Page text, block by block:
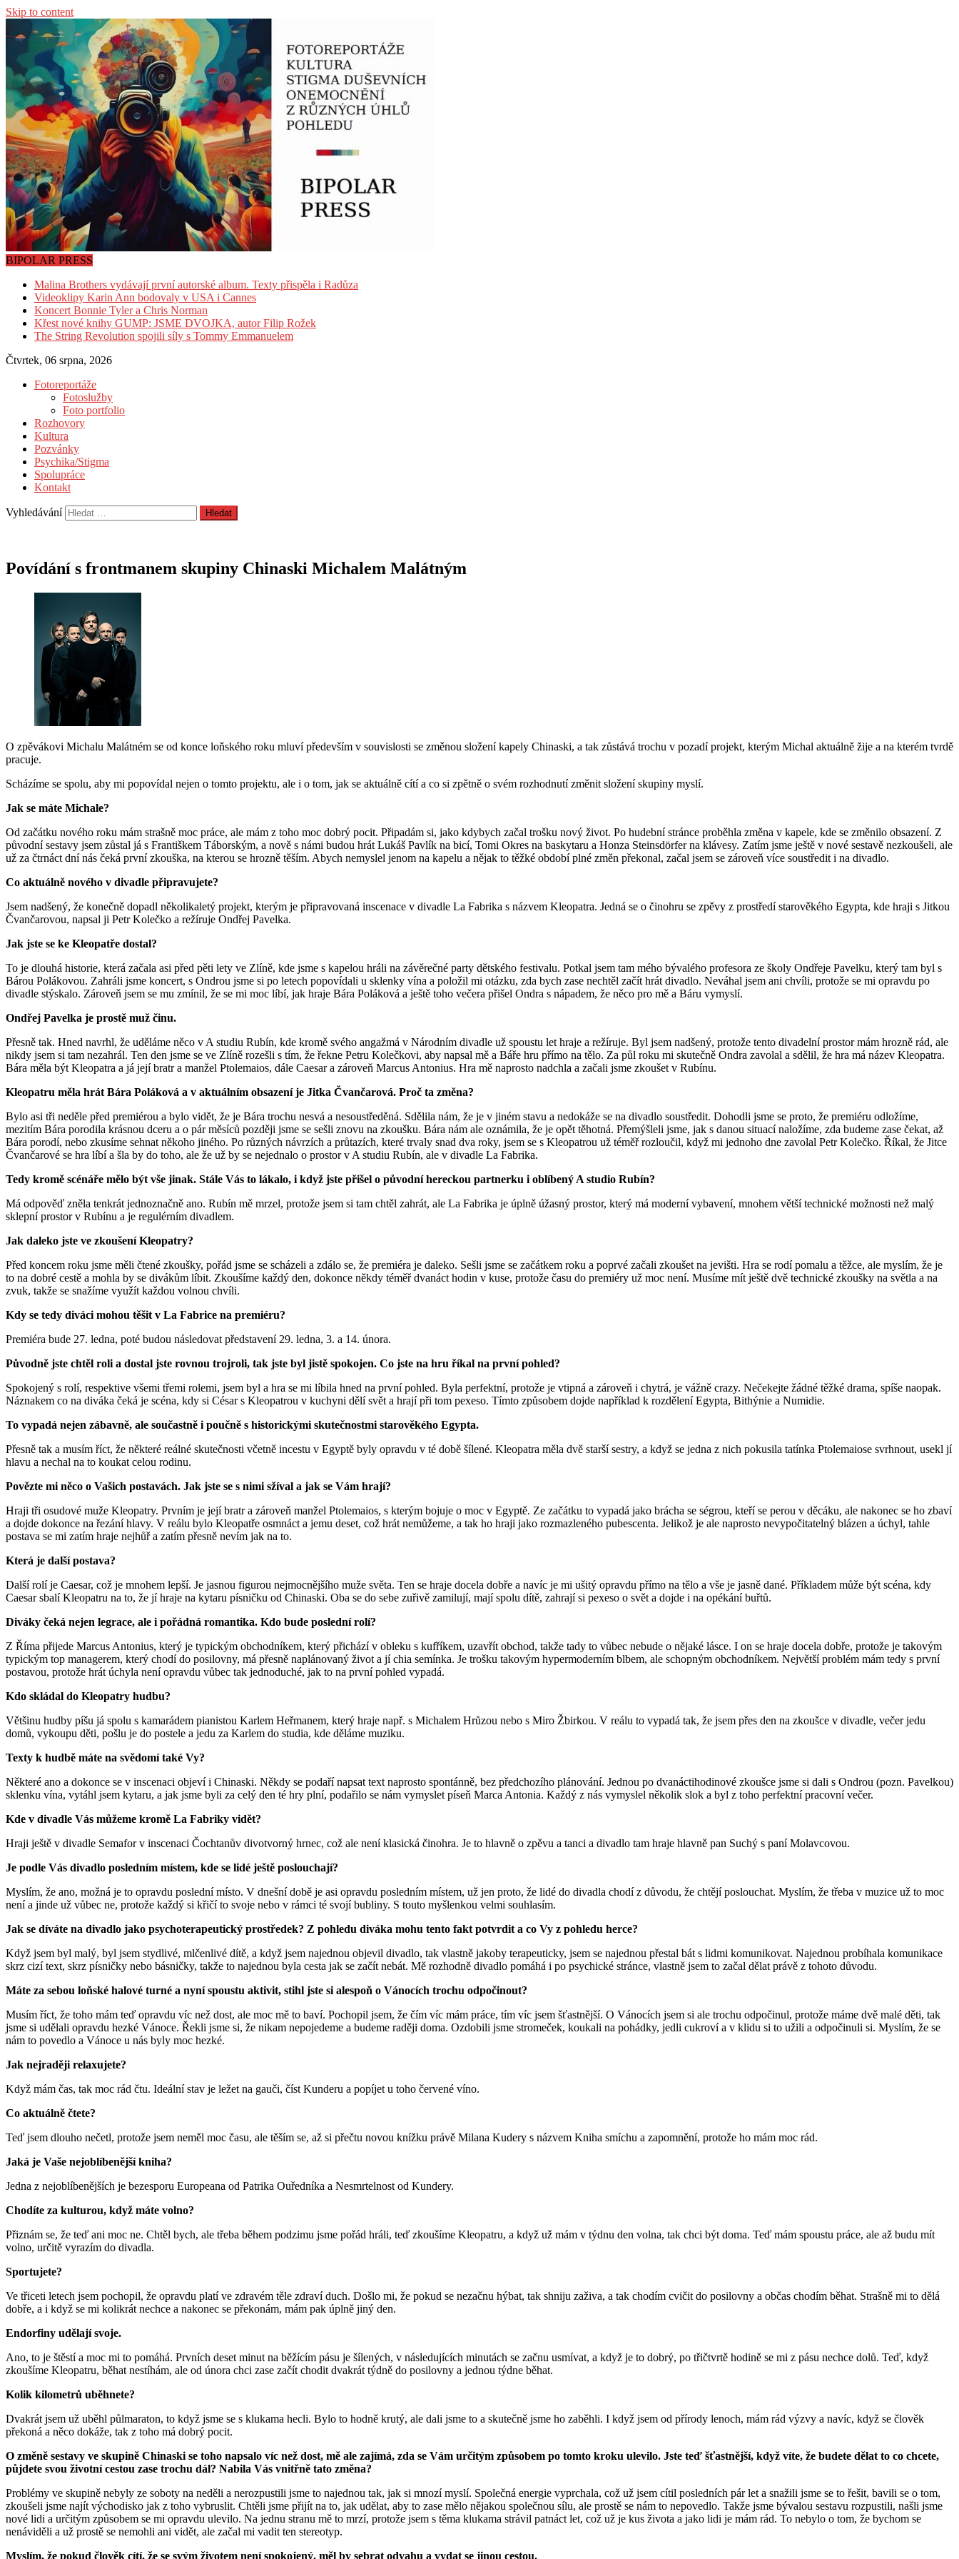
Skip to content
BIPOLAR PRESS
Malina Brothers vydávají první autorské album. Texty přispěla i Radůza
Videoklipy Karin Ann bodovaly v USA i Cannes
Koncert Bonnie Tyler a Chris Norman
Křest nové knihy GUMP: JSME DVOJKA, autor Filip Rožek
The String Revolution spojili síly s Tommy Emmanuelem
Čtvrtek, 06 srpna, 2026
Fotoreportáže
Fotoslužby
Foto portfolio
Rozhovory
Kultura
Pozvánky
Psychika/Stigma
Spolupráce
Kontakt
Vyhledávání
Povídání s frontmanem skupiny Chinaski Michalem Malátným
O zpěvákovi Michalu Malátném se od konce loňského roku mluví především v souvislosti se změnou složení kapely Chinaski, a tak zůstává trochu v pozadí projekt, kterým Michal aktuálně žije a na kterém tvrdě
pracuje.
Scházíme se spolu, aby mi popovídal nejen o tomto projektu, ale i o tom, jak se aktuálně cítí a co si zpětně o svém rozhodnutí změnit složení skupiny myslí.
Jak se máte Michale?
Od začátku nového roku mám strašně moc práce, ale mám z toho moc dobrý pocit. Připadám si, jako kdybych začal trošku nový život. Po hudební stránce proběhla změna v kapele, kde se změnilo obsazení. Z
původní sestavy jsem zůstal já s Františkem Táborským, a nově s námi budou hrát Lukáš Pavlík na bicí, Tomi Okres na baskytaru a Honza Steinsdörfer na klávesy. Zatím jsme ještě v nové sestavě nezkoušeli, ale
už za čtrnáct dní nás čeká první zkouška, na kterou se hrozně těším. Abych nemyslel jenom na kapelu a nějak to těžké období plné změn překonal, začal jsem se zároveň více soustředit i na divadlo.
Co aktuálně nového v divadle připravujete?
Jsem nadšený, že konečně dopadl několikaletý projekt, kterým je připravovaná inscenace v divadle La Fabrika s názvem Kleopatra. Jedná se o činohru se zpěvy z prostředí starověkého Egypta, kde hraji s Jitkou
Čvančarovou, napsal ji Petr Kolečko a režíruje Ondřej Pavelka.
Jak jste se ke Kleopatře dostal?
To je dlouhá historie, která začala asi před pěti lety ve Zlíně, kde jsme s kapelou hráli na závěrečné party dětského festivalu. Potkal jsem tam mého bývalého profesora ze školy Ondřeje Pavelku, který tam byl s
Bárou Polákovou. Zahráli jsme koncert, s Ondrou jsme si po letech popovídali u sklenky vína a položil mi otázku, zda bych zase nechtěl začít hrát divadlo. Neváhal jsem ani chvíli, protože se mi opravdu po
divadle stýskalo. Zároveň jsem se mu zmínil, že se mi moc líbí, jak hraje Bára Poláková a ještě toho večera přišel Ondra s nápadem, že něco pro mě a Báru vymyslí.
Ondřej Pavelka je prostě muž činu.
Přesně tak. Hned navrhl, že uděláme něco v A studiu Rubín, kde kromě svého angažmá v Národním divadle už spoustu let hraje a režíruje. Byl jsem nadšený, protože tento divadelní prostor mám hrozně rád, ale
nikdy jsem si tam nezahrál. Ten den jsme se ve Zlíně rozešli s tím, že řekne Petru Kolečkovi, aby napsal mě a Báře hru přímo na tělo. Za půl roku mi skutečně Ondra zavolal a sdělil, že hra má název Kleopatra.
Bára měla být Kleopatra a já její bratr a manžel Ptolemaios, dále Caesar a zároveň Marcus Antonius. Hra mě naprosto nadchla a začali jsme zkoušet v Rubínu.
Kleopatru měla hrát Bára Poláková a v aktuálním obsazení je Jitka Čvančarová. Proč ta změna?
Bylo asi tři neděle před premiérou a bylo vidět, že je Bára trochu nesvá a nesoustředěná. Sdělila nám, že je v jiném stavu a nedokáže se na divadlo soustředit. Dohodli jsme se proto, že premiéru odložíme,
mezitím Bára porodila krásnou dceru a o pár měsíců později jsme se sešli znovu na zkoušku. Bára nám ale oznámila, že je opět těhotná. Přemýšleli jsme, jak s danou situací naložíme, zda budeme zase čekat, až
Bára porodí, nebo zkusíme sehnat někoho jiného. Po různých návrzích a průtazích, které trvaly snad dva roky, jsem se s Kleopatrou už téměř rozloučil, když mi jednoho dne zavolal Petr Kolečko. Říkal, že Jitce
Čvančarové se hra líbí a šla by do toho, ale že už by se nejednalo o prostor v A studiu Rubín, ale v divadle La Fabrika.
Tedy kromě scénáře mělo být vše jinak. Stále Vás to lákalo, i když jste přišel o původní hereckou partnerku i oblíbený A studio Rubín?
Má odpověď zněla tenkrát jednoznačně ano. Rubín mě mrzel, protože jsem si tam chtěl zahrát, ale La Fabrika je úplně úžasný prostor, který má moderní vybavení, mnohem větší technické možnosti než malý
sklepní prostor v Rubínu a je regulérním divadlem.
Jak daleko jste ve zkoušení Kleopatry?
Před koncem roku jsme měli čtené zkoušky, pořád jsme se scházeli a zdálo se, že premiéra je daleko. Sešli jsme se začátkem roku a poprvé začali zkoušet na jevišti. Hra se rodí pomalu a těžce, ale myslím, že je
to na dobré cestě a mohla by se divákům líbit. Zkoušíme každý den, dokonce někdy téměř dvanáct hodin v kuse, protože času do premiéry už moc není. Musíme mít ještě dvě technické zkoušky na světla a na
zvuk, takže se snažíme využít každou volnou chvíli.
Kdy se tedy diváci mohou těšit v La Fabrice na premiéru?
Premiéra bude 27. ledna, poté budou následovat představení 29. ledna, 3. a 14. února.
Původně jste chtěl roli a dostal jste rovnou trojroli, tak jste byl jistě spokojen. Co jste na hru říkal na první pohled?
Spokojený s rolí, respektive všemi třemi rolemi, jsem byl a hra se mi líbila hned na první pohled. Byla perfektní, protože je vtipná a zároveň i chytrá, je vážně crazy. Nečekejte žádné těžké drama, spíše naopak.
Náznakem co na diváka čeká je scéna, kdy si César s Kleopatrou v kuchyni dělí svět a hrají při tom pexeso. Tímto způsobem dojde například k rozdělení Egypta, Bithýnie a Numidie.
To vypadá nejen zábavně, ale součastně i poučně s historickými skutečnostmi starověkého Egypta.
Přesně tak a musím říct, že některé reálné skutečnosti včetně incestu v Egyptě byly opravdu v té době šílené. Kleopatra měla dvě starší sestry, a když se jedna z nich pokusila tatínka Ptolemaiose svrhnout, usekl jí
hlavu a nechal na to koukat celou rodinu.
Povězte mi něco o Vašich postavách. Jak jste se s nimi sžíval a jak se Vám hrají?
Hraji tři osudové muže Kleopatry. Prvním je její bratr a zároveň manžel Ptolemaios, s kterým bojuje o moc v Egyptě. Ze začátku to vypadá jako brácha se ségrou, kteří se perou v děcáku, ale nakonec se ho zbaví
a dojde dokonce na řezání hlavy. V reálu bylo Kleopatře osmnáct a jemu deset, což hrát nemůžeme, a tak ho hraji jako rozmazleného pubescenta. Jelikož je ale naprosto nevypočitatelný blázen a úchyl, tahle
postava se mi zatím hraje nejhůř a zatím přesně nevím jak na to.
Která je další postava?
Další rolí je Caesar, což je mnohem lepší. Je jasnou figurou nejmocnějšího muže světa. Ten se hraje docela dobře a navíc je mi ušitý opravdu přímo na tělo a vše je jasně dané. Příkladem může být scéna, kdy
Caesar sbalí Kleopatru na to, že jí hraje na kytaru písničku od Chinaski. Oba se do sebe zuřivě zamilují, mají spolu dítě, zahrají si pexeso o svět a dojde i na opékání buřtů.
Diváky čeká nejen legrace, ale i pořádná romantika. Kdo bude poslední rolí?
Z Říma přijede Marcus Antonius, který je typickým obchodníkem, který přichází v obleku s kufříkem, uzavřít obchod, takže tady to vůbec nebude o nějaké lásce. I on se hraje docela dobře, protože je takovým
typickým top managerem, který chodí do posilovny, má přesně naplánovaný život a jí chia semínka. Je trošku takovým hypermoderním blbem, ale schopným obchodníkem. Největší problém mám tedy s první
postavou, protože hrát úchyla není opravdu vůbec tak jednoduché, jak to na první pohled vypadá.
Kdo skládal do Kleopatry hudbu?
Většinu hudby píšu já spolu s kamarádem pianistou Karlem Heřmanem, který hraje např. s Michalem Hrůzou nebo s Miro Žbirkou. V reálu to vypadá tak, že jsem přes den na zkoušce v divadle, večer jedu
domů, vykoupu děti, pošlu je do postele a jedu za Karlem do studia, kde děláme muziku.
Texty k hudbě máte na svědomí také Vy?
Některé ano a dokonce se v inscenaci objeví i Chinaski. Někdy se podaří napsat text naprosto spontánně, bez předchozího plánování. Jednou po dvanáctihodinové zkoušce jsme si dali s Ondrou (pozn. Pavelkou)
sklenku vína, vytáhl jsem kytaru, a jak jsme byli za celý den té hry plní, podařilo se nám vymyslet píseň Marca Antonia. Každý z nás vymyslel několik slok a byl z toho perfektní pracovní večer.
Kde v divadle Vás můžeme kromě La Fabriky vidět?
Hraji ještě v divadle Semafor v inscenaci Čochtanův divotvorný hrnec, což ale není klasická činohra. Je to hlavně o zpěvu a tanci a divadlo tam hraje hlavně pan Suchý s paní Molavcovou.
Je podle Vás divadlo posledním místem, kde se lidé ještě poslouchají?
Myslím, že ano, možná je to opravdu poslední místo. V dnešní době je asi opravdu posledním místem, už jen proto, že lidé do divadla chodí z důvodu, že chtějí poslouchat. Myslím, že třeba v muzice už to moc
není a jinde už vůbec ne, protože každý si křičí to svoje nebo v rámci té svojí bubliny. S touto myšlenkou velmi souhlasím.
Jak se díváte na divadlo jako psychoterapeutický prostředek? Z pohledu diváka mohu tento fakt potvrdit a co Vy z pohledu herce?
Když jsem byl malý, byl jsem stydlivé, mlčenlivé dítě, a když jsem najednou objevil divadlo, tak vlastně jakoby terapeuticky, jsem se najednou přestal bát s lidmi komunikovat. Najednou probíhala komunikace
skrz cizí text, skrz písničky nebo básničky, takže to najednou byla cesta jak se začít nebát. Mě rozhodně divadlo pomáhá i po psychické stránce, vlastně jsem to začal dělat právě z tohoto důvodu.
Máte za sebou loňské halové turné a nyní spoustu aktivit, stihl jste si alespoň o Vánocích trochu odpočinout?
Musím říct, že toho mám teď opravdu víc než dost, ale moc mě to baví. Pochopil jsem, že čím víc mám práce, tím víc jsem šťastnější. O Vánocích jsem si ale trochu odpočinul, protože máme dvě malé děti, tak
jsme si udělali opravdu hezké Vánoce. Řekli jsme si, že nikam nepojedeme a budeme raději doma. Ozdobili jsme stromeček, koukali na pohádky, jedli cukroví a v klidu si to užili a odpočinuli si. Myslím, že se
nám to povedlo a Vánoce u nás byly moc hezké.
Jak nejraději relaxujete?
Když mám čas, tak moc rád čtu. Ideální stav je ležet na gauči, číst Kunderu a popíjet u toho červené víno.
Co aktuálně čtete?
Teď jsem dlouho nečetl, protože jsem neměl moc času, ale těším se, až si přečtu novou knížku právě Milana Kudery s názvem Kniha smíchu a zapomnění, protože ho mám moc rád.
Jaká je Vaše nejoblíbenější kniha?
Jedna z nejoblíbenějších je bezesporu Europeana od Patrika Ouředníka a Nesmrtelnost od Kundery.
Chodíte za kulturou, když máte volno?
Přiznám se, že teď ani moc ne. Chtěl bych, ale třeba během podzimu jsme pořád hráli, teď zkoušíme Kleopatru, a když už mám v týdnu den volna, tak chci být doma. Teď mám spoustu práce, ale až budu mít
volno, určitě vyrazím do divadla.
Sportujete?
Ve třiceti letech jsem pochopil, že opravdu platí ve zdravém těle zdraví duch. Došlo mi, že pokud se nezačnu hýbat, tak shniju zaživa, a tak chodím cvičit do posilovny a občas chodím běhat. Strašně mi to dělá
dobře, a i když se mi kolikrát nechce a nakonec se překonám, mám pak úplně jiný den.
Endorfiny udělají svoje.
Ano, to je štěstí a moc mi to pomáhá. Prvních deset minut na běžícím pásu je šílených, v následujících minutách se začnu usmívat, a když je to dobrý, po třičtvrtě hodině se mi z pásu nechce dolů. Teď, když
zkoušíme Kleopatru, běhat nestíhám, ale od února chci zase začít chodit dvakrát týdně do posilovny a jednou týdne běhat.
Kolik kilometrů uběhnete?
Dvakrát jsem už uběhl půlmaraton, to když jsme se s klukama hecli. Bylo to hodně krutý, ale dali jsme to a skutečně jsme ho zaběhli. I když jsem od přírody lenoch, mám rád výzvy a navíc, když se člověk
překoná a něco dokáže, tak z toho má dobrý pocit.
O změně sestavy ve skupině Chinaski se toho napsalo víc než dost, mě ale zajímá, zda se Vám určitým způsobem po tomto kroku ulevilo. Jste teď šťastnější, když víte, že budete dělat to co chcete,
půjdete svou životní cestou zase trochu dál? Nabila Vás vnitřně tato změna?
Problémy ve skupině nebyly ze soboty na neděli a nerozpustili jsme to najednou tak, jak si mnozí myslí. Společná energie vyprchala, což už jsem cítil posledních pár let a snažili jsme se to řešit, bavili se o tom,
zkoušeli jsme najít východisko jak z toho vybruslit. Chtěli jsme přijít na to, jak udělat, aby to zase mělo nějakou společnou sílu, ale prostě se nám to nepovedlo. Takže jsme bývalou sestavu rozpustili, našli jsme
nové lidi a určitým způsobem se mi opravdu ulevilo. Na jednu stranu mě to mrzí, protože jsem s těma klukama strávil patnáct let, což už je kus života a jako lidi je mám rád. To nebylo o tom, že bychom se
nenáviděli a už prostě se nemohli ani vidět, ale začal mi vadit ten stereotyp.
Myslím, že pokud člověk cítí, že se svým životem není spokojený, měl by sebrat odvahu a vydat se jinou cestou.